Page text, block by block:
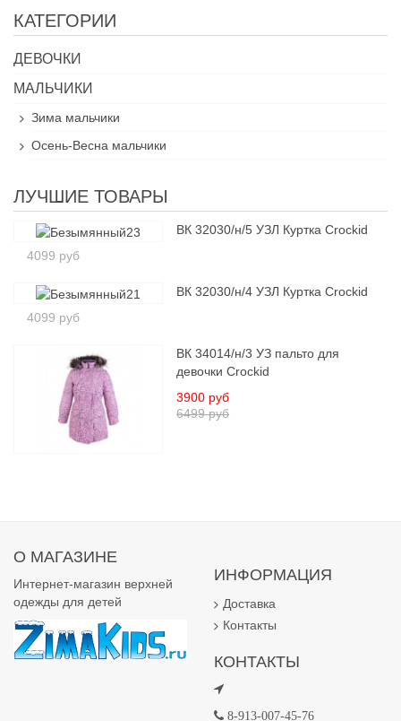
КАТЕГОРИИ
ДЕВОЧКИ
МАЛЬЧИКИ
Зима мальчики
Осень-Весна мальчики
ЛУЧШИЕ ТОВАРЫ
ВК 32030/н/5 УЗЛ Куртка Crockid
4099 руб
ВК 32030/н/4 УЗЛ Куртка Crockid
4099 руб
ВК 34014/н/3 УЗ пальто для
девочки Crockid
6499 руб
3900 руб
О МАГАЗИНЕ
Интернет-магазин верхней
одежды для детей
ИНФОРМАЦИЯ
Доставка
Контакты
КОНТАКТЫ
8-913-007-45-76